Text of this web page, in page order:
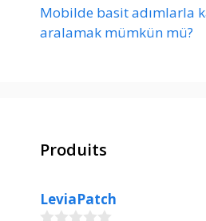
Mobilde basit adımlarla
aralamak mümkün mü?
Produits
LeviaPatch